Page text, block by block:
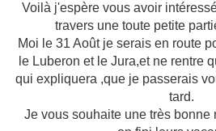
Voilà j'espère vous avoir
travers une toute petite
Moi le 31 Août je serais en route
le Luberon et le Jura,et ne rentre
qui expliquera ,que je passerais
tard.
Je vous souhaite une très bonne